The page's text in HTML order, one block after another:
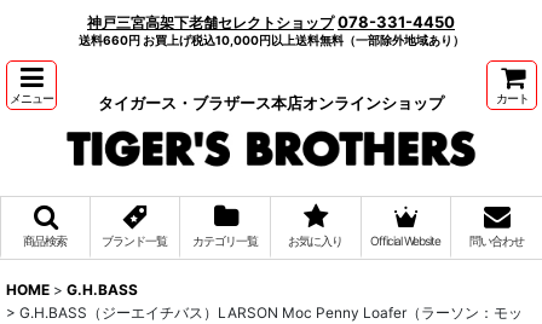
神戸三宮高架下老舗セレクトショップ 078-331-4450
送料660円 お買上げ税込10,000円以上送料無料（一部除外地域あり）
メニュー タイガース・ブラザース本店オンラインショップ カート
商品検索 ブランド一覧 カテゴリ一覧 お気に入り Official Website 問い合わせ
HOME > G.H.BASS
> G.H.BASS（ジーエイチバス）LARSON Moc Penny Loafer（ラーソン：モッ